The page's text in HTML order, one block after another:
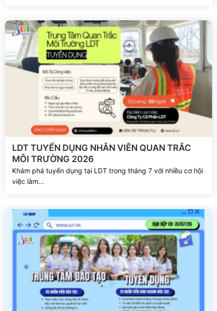
Xem chi tiết
LDT TUYỂN DỤNG NHÂN VIÊN QUAN TRẮC
MÔI TRƯỜNG 2026
Khám phá tuyển dụng tại LDT trong tháng 7 với nhiều cơ hội
việc làm...